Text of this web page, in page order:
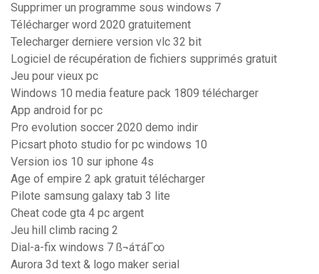
Supprimer un programme sous windows 7
Télécharger word 2020 gratuitement
Telecharger derniere version vlc 32 bit
Logiciel de récupération de fichiers supprimés gratuit
Jeu pour vieux pc
Windows 10 media feature pack 1809 télécharger
App android for pc
Pro evolution soccer 2020 demo indir
Picsart photo studio for pc windows 10
Version ios 10 sur iphone 4s
Age of empire 2 apk gratuit télécharger
Pilote samsung galaxy tab 3 lite
Cheat code gta 4 pc argent
Jeu hill climb racing 2
Dial-a-fix windows 7 ß¬áτáΓ∞
Aurora 3d text & logo maker serial